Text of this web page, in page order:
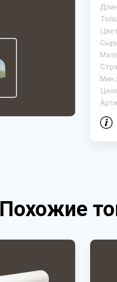
Похожие